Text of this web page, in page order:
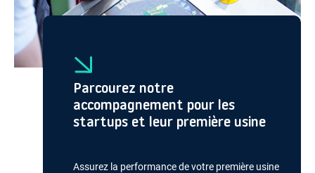
Parcourez notre
accompagnement pour les
startups et leur première usine
Assurez la performance de votre première usine